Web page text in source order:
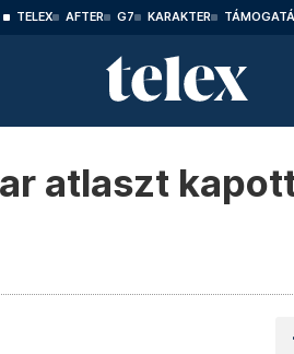
TELEX AFTER G7 KARAKTER
atlaszt